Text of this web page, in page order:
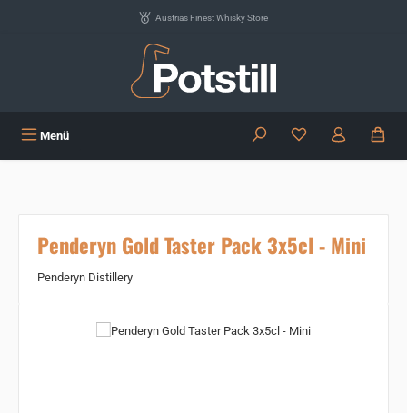
Austrias Finest Whisky Store
Menü Du hast 0
Penderyn Gold Taster Pack 3x5cl - Mini
Penderyn Distillery
Bildergalerie überspringen